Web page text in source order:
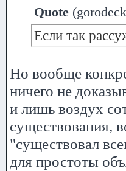
Quote (
Если так
Но вообще
ничего не
и лишь воздух
существования,
"существовал
для простоты